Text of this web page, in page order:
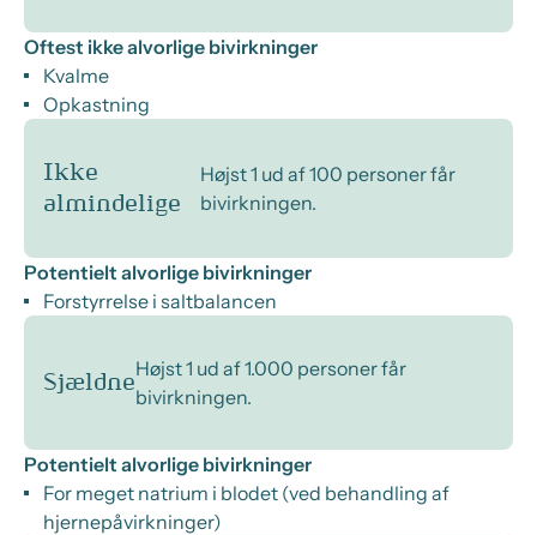
Oftest ikke alvorlige bivirkninger
Kvalme
Opkastning
Ikke
almindelige
Højst 1 ud af 100 personer får
bivirkningen.
Potentielt alvorlige bivirkninger
Forstyrrelse i saltbalancen
Sjældne
Højst 1 ud af 1.000 personer får
bivirkningen.
Potentielt alvorlige bivirkninger
For meget natrium i blodet (ved behandling af
hjernepåvirkninger)